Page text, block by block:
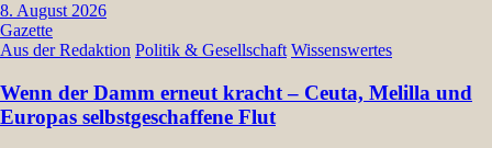
8. August 2026
Gazette
Aus der Redaktion Politik & Gesellschaft Wissenswertes
Wenn der Damm erneut kracht – Ceuta, Melilla und
Europas selbstgeschaffene Flut